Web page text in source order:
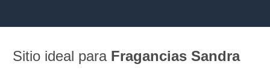
Sitio ideal para Fragancias Sandra